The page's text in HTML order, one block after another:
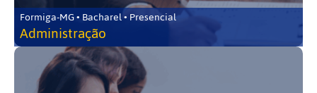
Formiga-MG • Bacharel • Presencial
Administração